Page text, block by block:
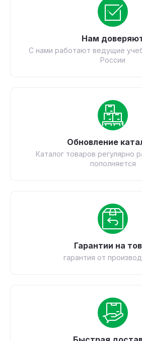
Нам
С нами работают ведущие
России
Обновление
Каталог товаров регулярно
пополняется
Гарантии на
гарантия от